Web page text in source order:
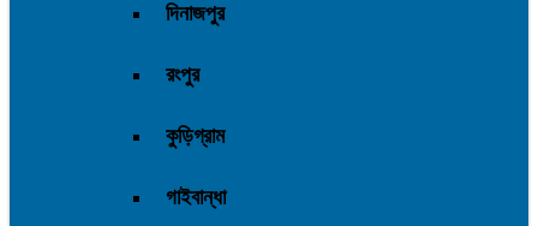
দিনাজপুর
রংপুর
কুড়িগ্রাম
গাইবান্ধা